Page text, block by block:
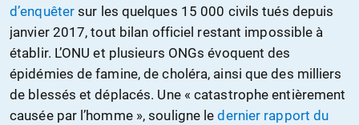
d’enquêter sur les quelques 15 000 civils tués depuis
janvier 2017, tout bilan officiel restant impossible à
établir. L’ONU et plusieurs ONGs évoquent des
épidémies de famine, de choléra, ainsi que des milliers
de blessés et déplacés. Une « catastrophe entièrement
causée par l’homme », souligne ledernier rapport du